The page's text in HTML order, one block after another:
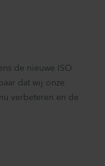
de nieuwe ISO
dat wij onze
verbeteren en de